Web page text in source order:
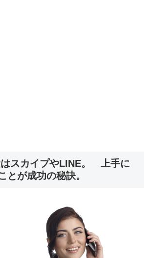
スカイプやLINE。 上手に
とが成功の秘訣。